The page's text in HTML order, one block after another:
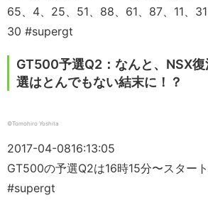
65、4、25、51、88、61、87、11、31
30 #supergt
GT500予選Q2：なんと、NSX
選はとんでもない結末に！？
©Tomohiro Yoshita
2017-04-0816:13:05
GT500の予選Q2は16時15分〜スタート
#supergt